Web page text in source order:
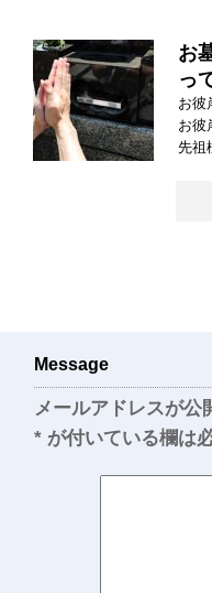
お
っ
お彼
お彼
先祖
Message
メールアドレスが公
* が付いている欄は